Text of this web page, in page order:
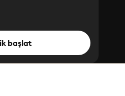
başlat